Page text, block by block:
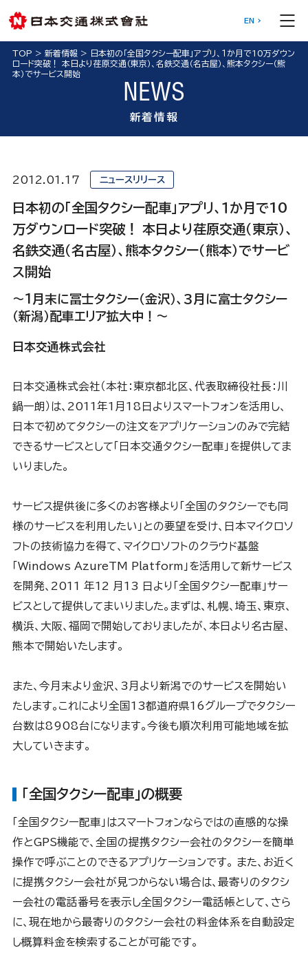
EN
TOP > 新着情報> 日本初の「全国タクシー配車」アプリ、１か月で10万ダウン
ロード突破！ 本日より荏原交通（東京）、名鉄交通（名古屋）、熊本タクシー（熊
本）でサービス開始
NEWS
新着情報
2012.01.17 ニュースリリース
日本初の「全国タクシー配車」アプリ、１か月で10
万ダウンロード突破！ 本日より荏原交通（東京）、
名鉄交通（名古屋）、熊本タクシー（熊本）でサービ
ス開始
～1月末に冨士タクシー（金沢）、３月に富士タクシー
（新潟）配車エリア拡大中！～
日本交通株式会社
日本交通株式会社（本社：東京都北区、代表取締役社長：川
鍋一朗）は、2011年1月18日よりスマートフォンを活用し、
日本で初めてタクシーの注文をアプリケーションのみで完結
できるサービスとして「日本交通タクシー配車」を提供してま
いりました。
サービス提供後に多くのお客様より「全国のタクシーでも同
様のサービスを利用したい」との要望を受け、日本マイクロソ
フトの技術協力を得て、マイクロソフトのクラウド基盤
「Windows AzureTM Platform」を活用して新サービス
を開発、2011 年12 月13 日より「全国タクシー配車」サー
ビスとして提供してまいりました。まずは、札幌、埼玉、東京、
横浜、大阪、福岡で開始しておりましたが、本日より名古屋、
熊本で開始いたします。
また、今月末より金沢、3月より新潟でのサービスを開始い
たします。これにより全国13都道府県16グループでタクシー
台数は8908台になります。今後も順次利用可能地域を拡
大していきます。
「全国タクシー配車」の概要
「全国タクシー配車」はスマートフォンならではの直感的な操
作とGPS機能で、全国の提携タクシー会社のタクシーを簡単
操作で呼ぶことのできるアプリケーションです。 また、お近く
に提携タクシー会社が見つからない場合は、最寄りのタクシ
ー会社の電話番号を表示し全国タクシー電話帳として、さら
に、現在地から最寄りのタクシー会社の料金体系を自動設定
し概算料金を検索することが可能です。